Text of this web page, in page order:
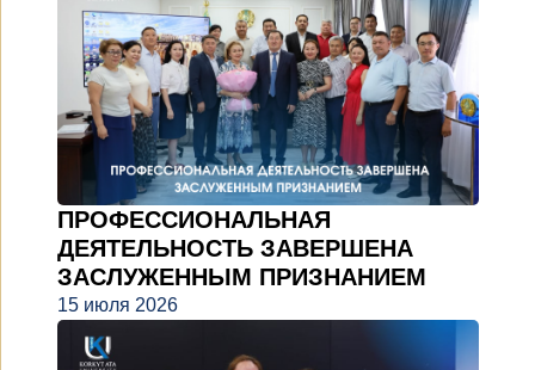
ПРОФЕССИОНАЛЬНАЯ
ДЕЯТЕЛЬНОСТЬ ЗАВЕРШЕНА
ЗАСЛУЖЕННЫМ ПРИЗНАНИЕМ
15 июля 2026